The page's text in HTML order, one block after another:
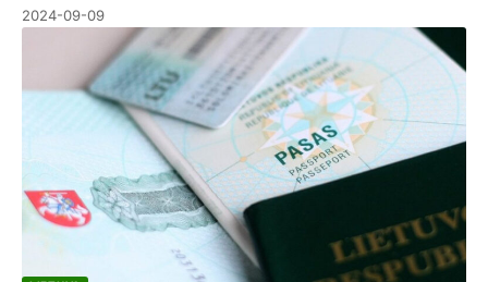
2024-09-09